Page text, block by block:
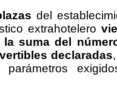
del
extrahotelero
la suma del
declaradas